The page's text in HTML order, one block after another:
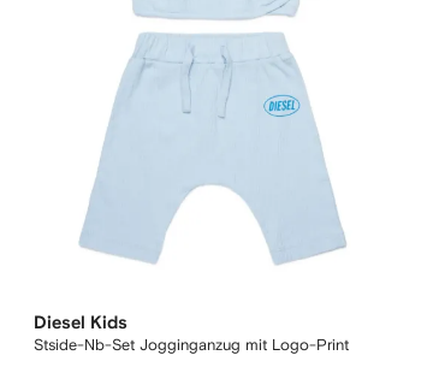
Diesel Kids
Stside-Nb-Set Jogginganzug mit Logo-Print